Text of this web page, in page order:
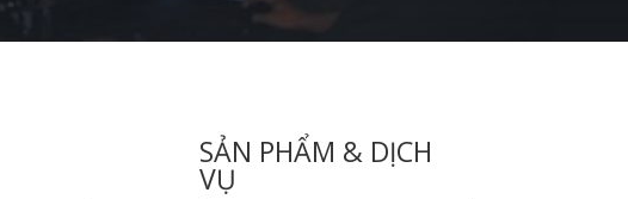
SẢN PHẨM & DỊCH
VỤ